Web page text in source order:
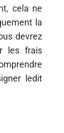
cela ne
la
devrez
les frais
ledit